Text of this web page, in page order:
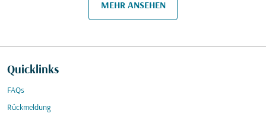
MEHR ANSEHEN
Quicklinks
FAQs
Rückmeldung